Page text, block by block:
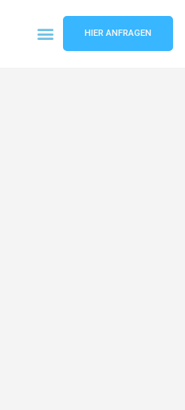
HIER ANFRAGEN